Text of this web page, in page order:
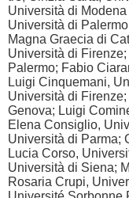
Università di
Università di
Magna Graecia di
Università di
Palermo; Fabio
Luigi Cinquemani,
Università di
Genova; Luigi
Elena Consiglio,
Università di Parma;
Lucia Corso,
Università di Siena;
Rosaria Crupi,